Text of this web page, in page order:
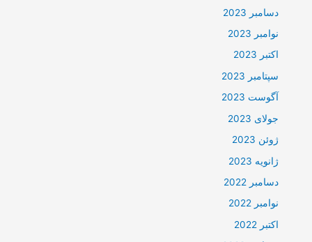
دسامبر 2023
نوامبر 2023
اکتبر 2023
سپتامبر 2023
آگوست 2023
جولای 2023
ژوئن 2023
ژانویه 2023
دسامبر 2022
نوامبر 2022
اکتبر 2022